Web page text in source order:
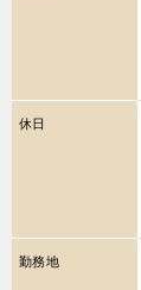
休日
勤務地